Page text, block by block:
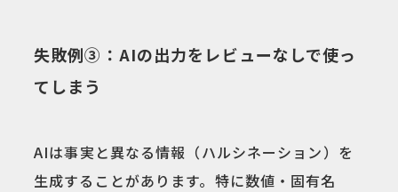
失敗例③：AIの出力をレビューなしで使っ
てしまう
AIは事実と異なる情報（ハルシネーション）を
生成することがあります。特に数値・固有名